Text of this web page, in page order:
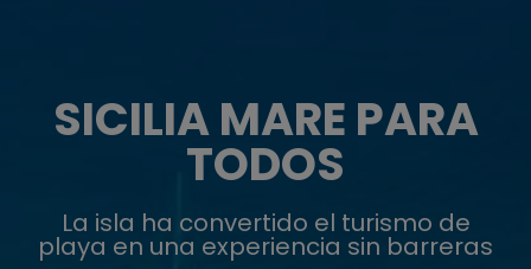
SICILIA MARE PARA
TODOS
La isla ha convertido el turismo de
playa en una experiencia sin barreras